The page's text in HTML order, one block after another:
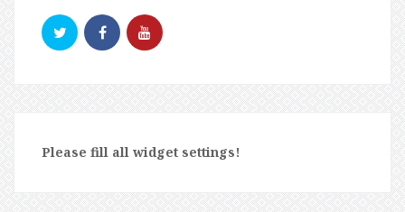
Please fill all widget settings!